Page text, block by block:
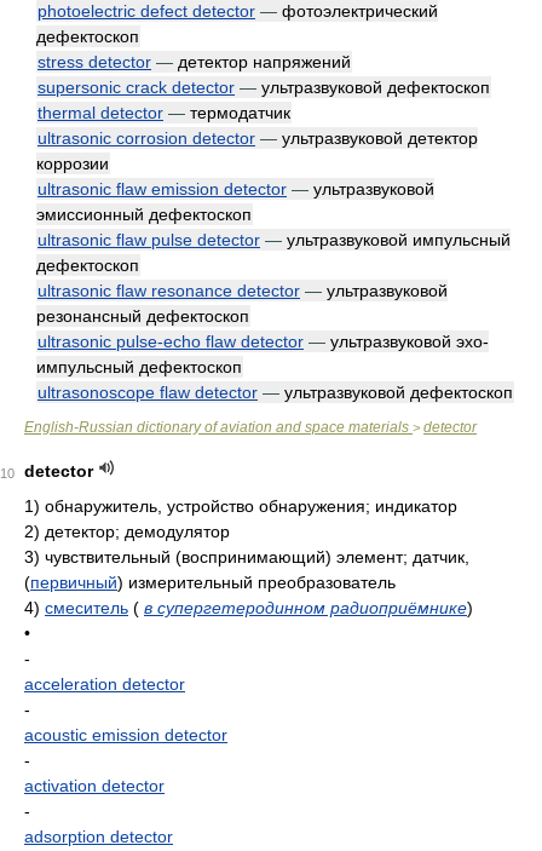
photoelectric defect detector — фотоэлектрический
дефектоскоп
stress detector — детектор напряжений
supersonic crack detector — ультразвуковой дефектоскоп
thermal detector — термодатчик
ultrasonic corrosion detector — ультразвуковой детектор
коррозии
ultrasonic flaw emission detector — ультразвуковой
эмиссионный дефектоскоп
ultrasonic flaw pulse detector — ультразвуковой импульсный
дефектоскоп
ultrasonic flaw resonance detector — ультразвуковой
резонансный дефектоскоп
ultrasonic pulse-echo flaw detector — ультразвуковой эхо-
импульсный дефектоскоп
ultrasonoscope flaw detector — ультразвуковой дефектоскоп
English-Russian dictionary of aviation and space materials > detector
10
detector
1) обнаружитель, устройство обнаружения; индикатор
2) детектор; демодулятор
3) чувствительный (воспринимающий) элемент; датчик,
(первичный) измерительный преобразователь
4) смеситель ( в супергетеродинном радиоприёмнике)
•
-
acceleration detector
-
acoustic emission detector
-
activation detector
-
adsorption detector